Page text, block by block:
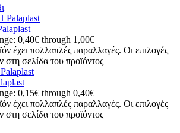
0,40€ through 1,00€
έχει πολλαπλές παραλλαγές. Οι επιλογές
στη σελίδα του προϊόντος
0,15€ through 0,40€
έχει πολλαπλές παραλλαγές. Οι επιλογές
στη σελίδα του προϊόντος